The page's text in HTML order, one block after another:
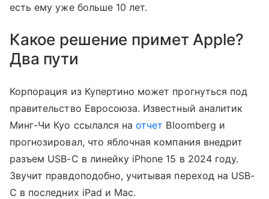
есть ему уже больше 10 лет.
Какое решение примет Apple?
Два пути
Корпорация из Купертино может прогнуться под
правительство Евросоюза. Известный аналитик
Минг-Чи Куо ссылался наотчет Bloomberg и
прогнозировал, что яблочная компания внедрит
разъем USB-C в линейку iPhone 15 в 2024 году.
Звучит правдоподобно, учитывая переход на USB-
C в последних iPad и Mac.